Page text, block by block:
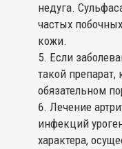
недуга.
частых
кожи.
Если
такой препарат,
обязательном
Лечение
инфекций
характера,